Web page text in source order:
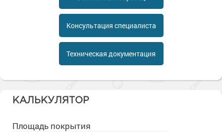
Сопутствующие товары
Морозостойкие краски для металла
Морозостойкие краски для фасада
Сопутствующие товары
Консультация специалиста
Техническая документация
КАЛЬКУЛЯТОР
Площадь покрытия